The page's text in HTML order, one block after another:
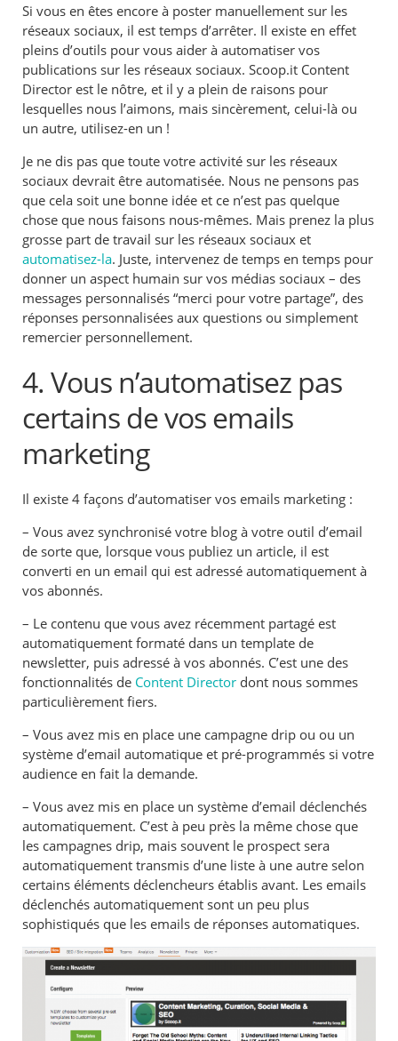
Si vous en êtes encore à poster manuellement sur les
réseaux sociaux, il est temps d’arrêter. Il existe en effet
pleins d’outils pour vous aider à automatiser vos
publications sur les réseaux sociaux. Scoop.it Content
Director est le nôtre, et il y a plein de raisons pour
lesquelles nous l’aimons, mais sincèrement, celui-là ou
un autre, utilisez-en un !
Je ne dis pas que toute votre activité sur les réseaux
sociaux devrait être automatisée. Nous ne pensons pas
que cela soit une bonne idée et ce n’est pas quelque
chose que nous faisons nous-mêmes. Mais prenez la plus
grosse part de travail sur les réseaux sociaux et
automatisez-la. Juste, intervenez de temps en temps pour
donner un aspect humain sur vos médias sociaux – des
messages personnalisés “merci pour votre partage”, des
réponses personnalisées aux questions ou simplement
remercier personnellement.
4. Vous n’automatisez pas
certains de vos emails
marketing
Il existe 4 façons d’automatiser vos emails marketing :
– Vous avez synchronisé votre blog à votre outil d’email
de sorte que, lorsque vous publiez un article, il est
converti en un email qui est adressé automatiquement à
vos abonnés.
– Le contenu que vous avez récemment partagé est
automatiquement formaté dans un template de
newsletter, puis adressé à vos abonnés. C’est une des
fonctionnalités de Content Director dont nous sommes
particulièrement fiers.
– Vous avez mis en place une campagne drip ou ou un
système d’email automatique et pré-programmés si votre
audience en fait la demande.
– Vous avez mis en place un système d’email déclenchés
automatiquement. C’est à peu près la même chose que
les campagnes drip, mais souvent le prospect sera
automatiquement transmis d’une liste à une autre selon
certains éléments déclencheurs établis avant. Les emails
déclenchés automatiquement sont un peu plus
sophistiqués que les emails de réponses automatiques.